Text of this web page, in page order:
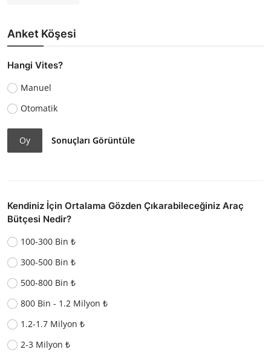
Anket Köşesi
Hangi Vites?
Manuel
Otomatik
Oy Sonuçları Görüntüle
Kendiniz İçin Ortalama Gözden Çıkarabileceğiniz Araç
Bütçesi Nedir?
100-300 Bin ₺
300-500 Bin ₺
500-800 Bin ₺
800 Bin - 1.2 Milyon ₺
1.2-1.7 Milyon ₺
2-3 Milyon ₺